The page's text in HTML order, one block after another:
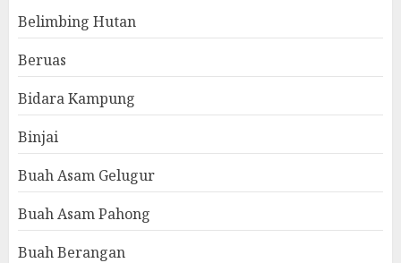
Belimbing Hutan
Beruas
Bidara Kampung
Binjai
Buah Asam Gelugur
Buah Asam Pahong
Buah Berangan